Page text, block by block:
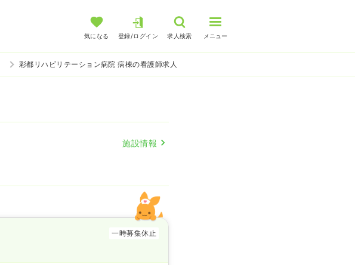
気になる 登録/ログイン 求人検索 メニュー
彩都リハビリテーション病院 病棟の看護師求人
施設情報
一時募集休止